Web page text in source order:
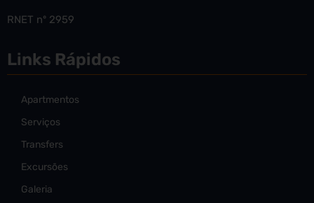
RNET nº 2959
Links Rápidos
Apartmentos
Serviços
Transfers
Excursões
Galeria